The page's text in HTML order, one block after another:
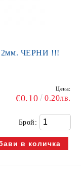
ЧЕРНИ !!!
Цена:
€0.10 0.20лв.
Брой: